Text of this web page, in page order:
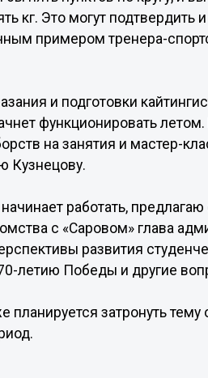
кг. Это могут подтвердить
примером тренера-
и подготовки
функционировать
на занятия и мастер-
Кузнецову.
работать,
с «Саровом» глава
развития
летию Победы и другие
планируется затронуть